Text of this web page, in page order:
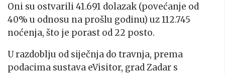
Oni su ostvarili 41.691 dolazak (povećanje od
40% u odnosu na prošlu godinu) uz 112.745
noćenja, što je porast od 22 posto.
U razdoblju od siječnja do travnja, prema
podacima sustava eVisitor, grad Zadar s